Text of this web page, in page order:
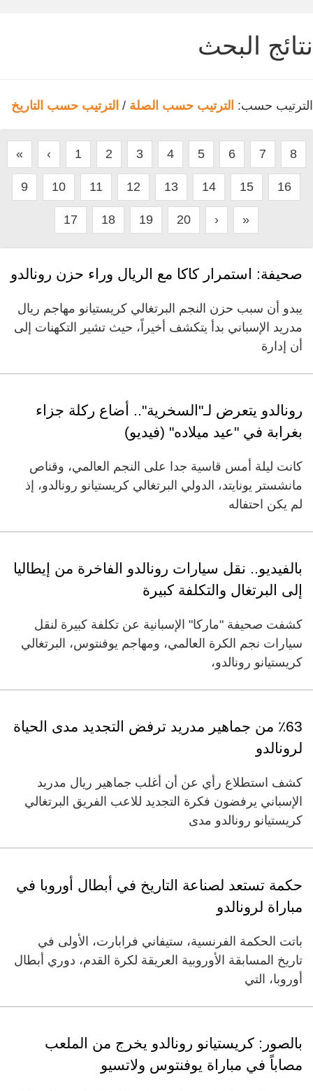
نتائج البحث
الترتيب حسب: الترتيب حسب الصلة / الترتيب حسب التاريخ
« ‹ 1 2 3 4 5 6 7 8
9 10 11 12 13 14 15 16
17 18 19 20 › »
صحيفة: استمرار كاكا مع الريال وراء حزن رونالدو
يبدو أن سبب حزن النجم البرتغالي كريستيانو مهاجم ريال
مدريد الإسباني بدأ يتكشف أخيراً، حيث تشير التكهنات إلى
أن إدارة
رونالدو يتعرض لـ"السخرية".. أضاع ركلة جزاء
بغرابة في "عيد ميلاده" (فيديو)
كانت ليلة أمس قاسية جدا على النجم العالمي، وقناص
مانشستر يونايتد، الدولي البرتغالي كريستيانو رونالدو، إذ
لم يكن احتفاله
بالفيديو.. نقل سيارات رونالدو الفاخرة من إيطاليا
إلى البرتغال والتكلفة كبيرة
كشفت صحيفة "ماركا" الإسبانية عن تكلفة كبيرة لنقل
سيارات نجم الكرة العالمي، ومهاجم يوفنتوس، البرتغالي
كريستيانو رونالدو،
٪63 من جماهير مدريد ترفض التجديد مدى الحياة
لرونالدو
كشف استطلاع رأي عن أن أغلب جماهير ريال مدريد
الإسباني يرفضون فكرة التجديد للاعب الفريق البرتغالي
كريستيانو رونالدو مدى
حكمة تستعد لصناعة التاريخ في أبطال أوروبا في
مباراة لرونالدو
باتت الحكمة الفرنسية، ستيفاني فرابارت، الأولى في
تاريخ المسابقة الأوروبية العريقة لكرة القدم، دوري أبطال
أوروبا، التي
بالصور: كريستيانو رونالدو يخرج من الملعب
مصاباً في مباراة يوفنتوس ولاتسيو